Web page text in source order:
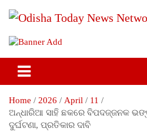
Odisha Today
Ltd
Odisha Today
Home 2026 April
11
ଅନ୍ଧାରିଆ ସାହି ଛକରେ ବିପଦଜ୍ଜନକ
ଦୁର୍ଘଟଣା, ପ୍ରତିକାର ଦାବି